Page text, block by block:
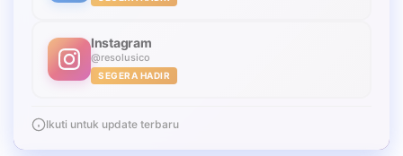
Instagram
@resolusico
SEGERA HADIR
Ikuti untuk update terbaru